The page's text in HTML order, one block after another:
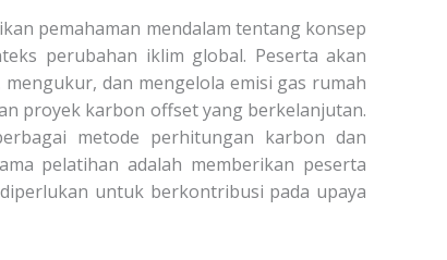
pemahaman mendalam tentang konsep
perubahan iklim global. Peserta akan
dan mengelola emisi gas rumah
proyek karbon offset yang berkelanjutan.
metode perhitungan karbon dan
pelatihan adalah memberikan peserta
untuk berkontribusi pada upaya